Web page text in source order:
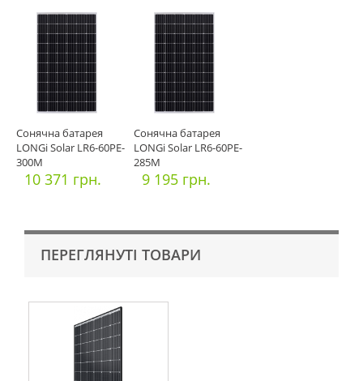
Сонячна батарея
LONGi Solar LR6-60PE-
300M
10 371 грн.
Сонячна батарея
LONGi Solar LR6-60PE-
285M
9 195 грн.
ПЕРЕГЛЯНУТІ ТОВАРИ